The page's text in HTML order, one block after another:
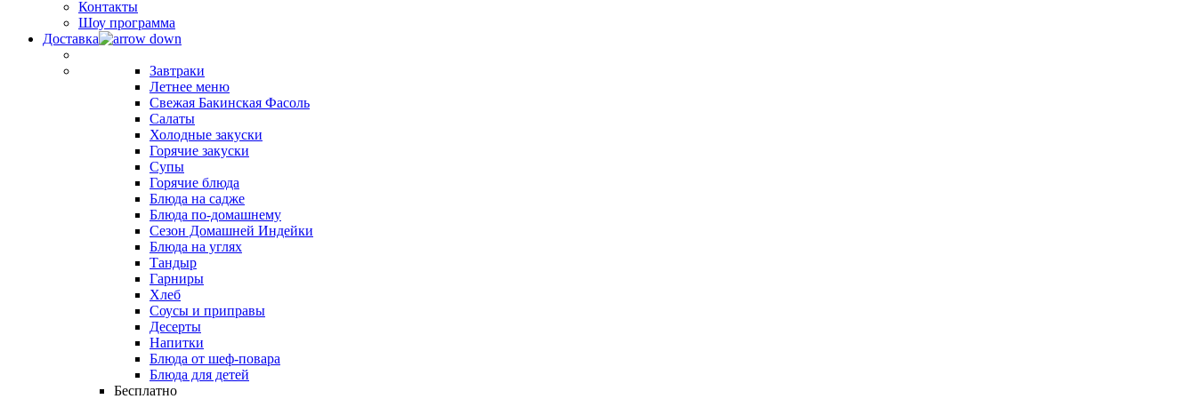
Контакты
Шоу программа
Доставка
Завтраки
Летнее меню
Свежая Бакинская Фасоль
Салаты
Холодные закуски
Горячие закуски
Супы
Горячие блюда
Блюда на садже
Блюда по-домашнему
Сезон Домашней Индейки
Блюда на углях
Тандыр
Гарниры
Хлеб
Соусы и приправы
Десерты
Напитки
Блюда от шеф-повара
Блюда для детей
Бесплатно